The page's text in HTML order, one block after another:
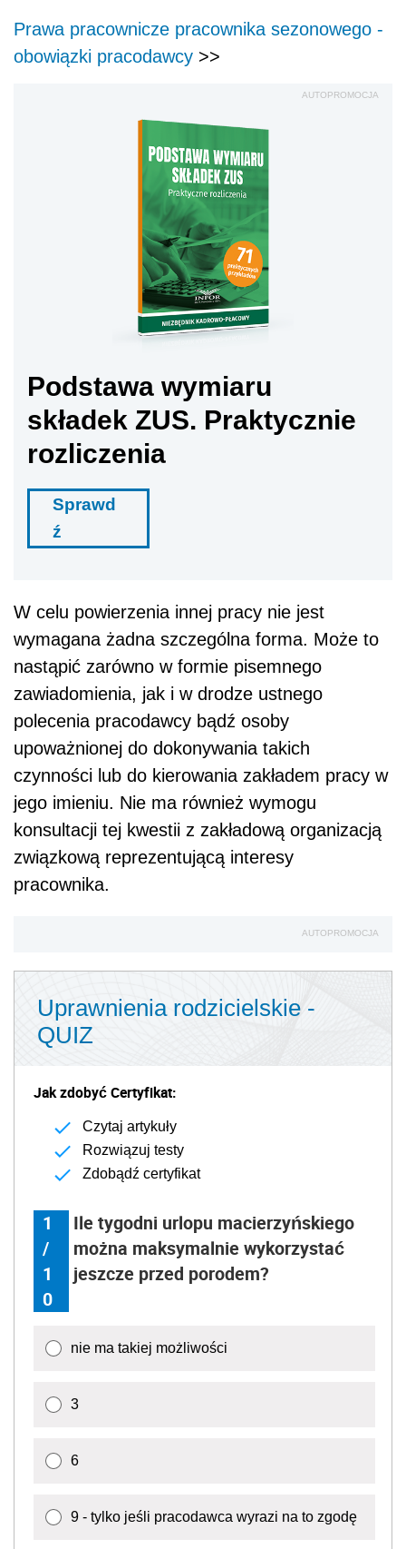
Prawa pracownicze pracownika sezonowego -
obowiązki pracodawcy >>
AUTOPROMOCJA
Podstawa wymiaru
składek ZUS. Praktycznie
rozliczenia
Sprawd
ź
W celu powierzenia innej pracy nie jest
wymagana żadna szczególna forma. Może to
nastąpić zarówno w formie pisemnego
zawiadomienia, jak i w drodze ustnego
polecenia pracodawcy bądź osoby
upoważnionej do dokonywania takich
czynności lub do kierowania zakładem pracy w
jego imieniu. Nie ma również wymogu
konsultacji tej kwestii z zakładową organizacją
związkową reprezentującą interesy
pracownika.
AUTOPROMOCJA
Uprawnienia rodzicielskie -
QUIZ
Jak zdobyć Certyfikat:
Czytaj artykuły
Rozwiązuj testy
Zdobądź certyfikat
1
/
1
0
Ile tygodni urlopu macierzyńskiego
można maksymalnie wykorzystać
jeszcze przed porodem?
nie ma takiej możliwości
3
6
9 - tylko jeśli pracodawca wyrazi na to zgodę